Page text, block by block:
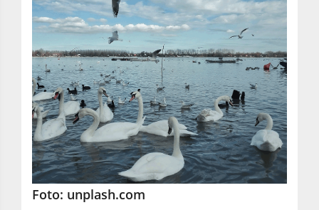
Foto: unplash.com